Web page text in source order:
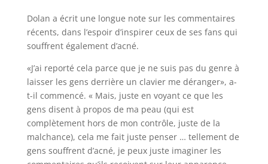
Dolan a écrit une longue note sur les commentaires
récents, dans l’espoir d’inspirer ceux de ses fans qui
souffrent également d’acné.
«J’ai reporté cela parce que je ne suis pas du genre à
laisser les gens derrière un clavier me déranger», a-
t-il commencé. « Mais, juste en voyant ce que les
gens disent à propos de ma peau (qui est
complètement hors de mon contrôle, juste de la
malchance), cela me fait juste penser … tellement de
gens souffrent d’acné, je peux juste imaginer les